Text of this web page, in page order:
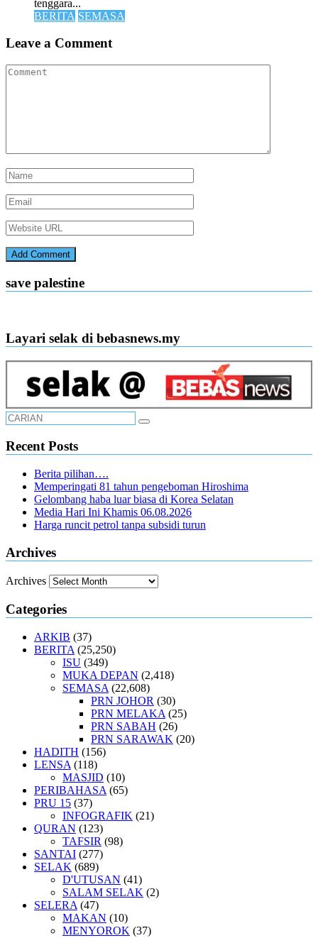
tenggara...
BERITA SEMASA
Leave a Comment
save palestine
Layari selak di bebasnews.my
Recent Posts
Berita pilihan….
Memperingati 81 tahun pengeboman Hiroshima
Gelombang haba luar biasa di Korea Selatan
Media Hari Ini Khamis 06.08.2026
Harga runcit petrol tanpa subsidi turun
Archives
Archives
Categories
ARKIB (37)
BERITA (25,250)
ISU (349)
MUKA DEPAN (2,418)
SEMASA (22,608)
PRN JOHOR (30)
PRN MELAKA (25)
PRN SABAH (26)
PRN SARAWAK (20)
HADITH (156)
LENSA (118)
MASJID (10)
PERIBAHASA (65)
PRU 15 (37)
INFOGRAFIK (21)
QURAN (123)
TAFSIR (98)
SANTAI (277)
SELAK (689)
D'UTUSAN (41)
SALAM SELAK (2)
SELERA (47)
MAKAN (10)
MENYOROK (37)